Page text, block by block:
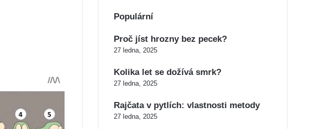
Populární
Proč jíst hrozny bez pecek?
27 ledna, 2025
Kolika let se dožívá smrk?
27 ledna, 2025
Rajčata v pytlích: vlastnosti metody
27 ledna, 2025